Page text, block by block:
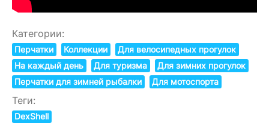
Категории:
Перчатки Коллекции
Для велосипедных прогулок
На каждый день
Для туризма
Для зимних прогулок
Перчатки для зимней рыбалки
Для мотоспорта
Теги:
DexShell